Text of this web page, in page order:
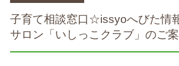
子育て相談窓口☆issyoへびた情
サロン「いしっこクラブ」のご